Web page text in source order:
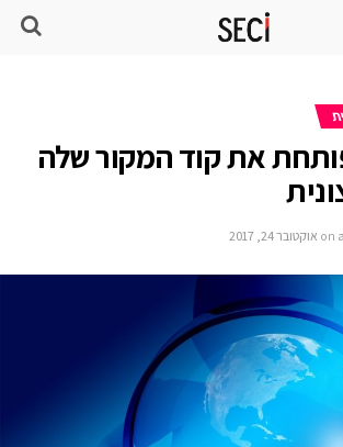
את קוד המקור שלה
on אוקטובר 24, 2017